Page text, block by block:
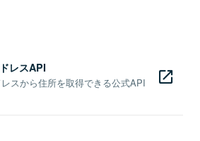
レスAPI
スから住所を取得できる公式API